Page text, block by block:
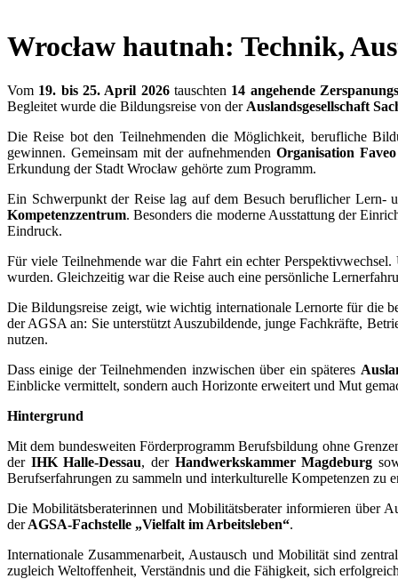
Wrocław hautnah: Technik,
Vom 19. bis 25. April 2026tauschten 14 angehende
Begleitet wurde die Bildungsreise von der Auslandsgesellschaft
Die Reise bot den Teilnehmenden die Möglichkeit, berufliche
gewinnen. Gemeinsam mit der aufnehmenden Organisation Faveo
Erkundung der Stadt Wrocław gehörte zum Programm.
Ein Schwerpunkt der Reise lag auf dem Besuch beruflicher Lern-
Kompetenzzentrum. Besonders die moderne Ausstattung der
Eindruck.
Für viele Teilnehmende war die Fahrt ein echter
wurden. Gleichzeitig war die Reise auch eine persönliche
Die Bildungsreise zeigt, wie wichtig internationale Lernorte für die
der AGSA an: Sie unterstützt Auszubildende, junge Fachkräfte,
nutzen.
Dass einige der Teilnehmenden inzwischen über ein späteres
Einblicke vermittelt, sondern auch Horizonte erweitert und Mut
Hintergrund
Mit dem bundesweiten Förderprogramm Berufsbildung ohne
der IHK Halle-Dessau, der Handwerkskammer Magdeburg
Berufserfahrungen zu sammeln und interkulturelle Kompetenzen zu
Die Mobilitätsberaterinnen und Mobilitätsberater informieren über
derAGSA-Fachstelle „Vielfalt im Arbeitsleben“.
Internationale Zusammenarbeit, Austausch und Mobilität sind
zugleich Weltoffenheit, Verständnis und die Fähigkeit, sich